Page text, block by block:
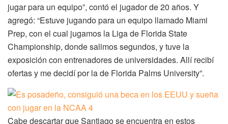
jugar para un equipo”, contó el jugador de 20 años. Y
agregó: “Estuve jugando para un equipo llamado Miami
Prep, con el cual jugamos la Liga de Florida State
Championship, donde salimos segundos, y tuve la
exposición con entrenadores de universidades. Allí recibí
ofertas y me decidí por la de Florida Palms University”.
Cabe descartar que Santiago se encuentra en estos